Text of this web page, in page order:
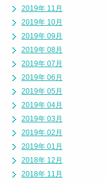
2019年 11月
2019年 10月
2019年 09月
2019年 08月
2019年 07月
2019年 06月
2019年 05月
2019年 04月
2019年 03月
2019年 02月
2019年 01月
2018年 12月
2018年 11月